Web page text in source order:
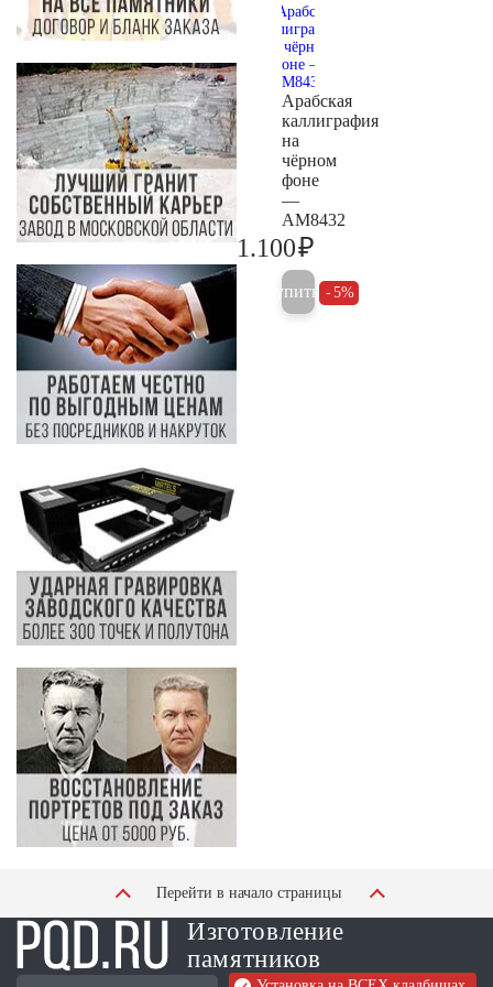
Арабская
каллиграфия
на
чёрном
фоне
—
AM8432
1.100₽
Купить 5%
Перейти в начало страницы
Изготовление
памятников